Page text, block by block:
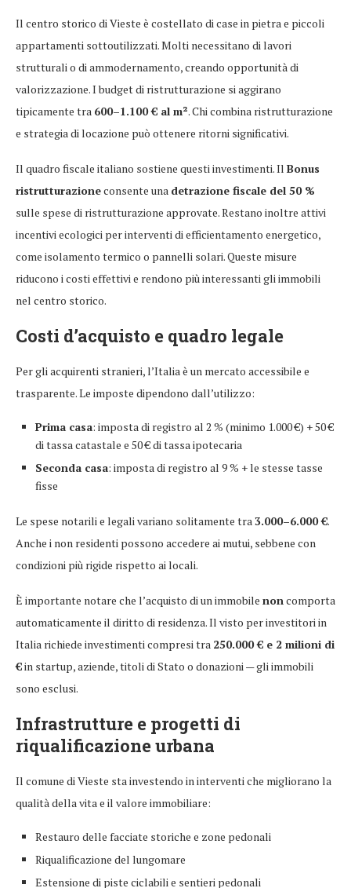
Il centro storico di Vieste è costellato di case in pietra e piccoli
appartamenti sottoutilizzati. Molti necessitano di lavori
strutturali o di ammodernamento, creando opportunità di
valorizzazione. I budget di ristrutturazione si aggirano
tipicamente tra 600–1.100 € al m². Chi combina ristrutturazione
e strategia di locazione può ottenere ritorni significativi.
Il quadro fiscale italiano sostiene questi investimenti. Il Bonus
ristrutturazioneconsente una detrazione fiscale del 50 %
sulle spese di ristrutturazione approvate. Restano inoltre attivi
incentivi ecologici per interventi di efficientamento energetico,
come isolamento termico o pannelli solari. Queste misure
riducono i costi effettivi e rendono più interessanti gli immobili
nel centro storico.
Costi d’acquisto e quadro legale
Per gli acquirenti stranieri, l’Italia è un mercato accessibile e
trasparente. Le imposte dipendono dall’utilizzo:
Prima casa: imposta di registro al 2 % (minimo 1.000 €) + 50 €
di tassa catastale e 50 € di tassa ipotecaria
Seconda casa: imposta di registro al 9 % + le stesse tasse
fisse
Le spese notarili e legali variano solitamente tra 3.000–6.000 €.
Anche i non residenti possono accedere ai mutui, sebbene con
condizioni più rigide rispetto ai locali.
È importante notare che l’acquisto di un immobile non comporta
automaticamente il diritto di residenza. Il visto per investitori in
Italia richiede investimenti compresi tra 250.000 € e 2 milioni di
€in startup, aziende, titoli di Stato o donazioni — gli immobili
sono esclusi.
Infrastrutture e progetti di
riqualificazione urbana
Il comune di Vieste sta investendo in interventi che migliorano la
qualità della vita e il valore immobiliare:
Restauro delle facciate storiche e zone pedonali
Riqualificazione del lungomare
Estensione di piste ciclabili e sentieri pedonali